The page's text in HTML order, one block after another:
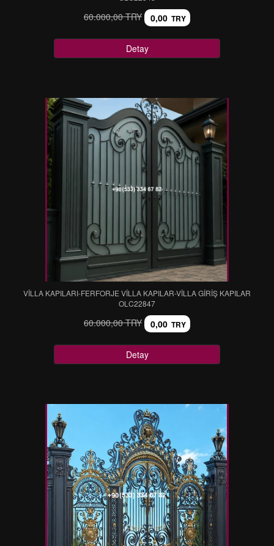
60.000,00 TRY 0,00 TRY
Detay
VİLLA KAPILARI-FERFORJE VİLLA KAPILAR-VİLLA GİRİŞ KAPILAR
OLC22847
60.000,00 TRY 0,00 TRY
Detay